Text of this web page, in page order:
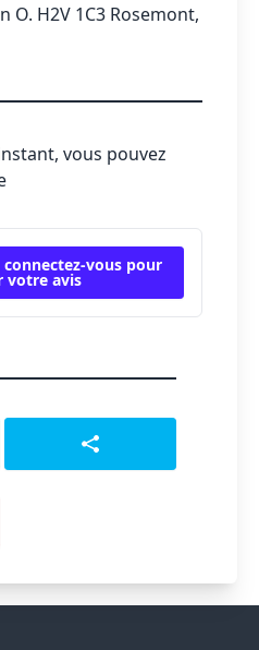
O. H2V 1C3 Rosemont,
vous pouvez
vous pour
votre avis